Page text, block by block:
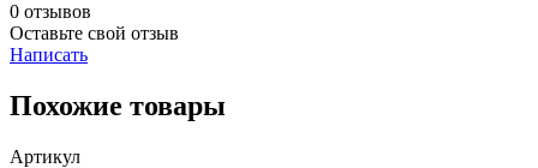
0 отзывов
Оставьте свой отзыв
Написать
Похожие товары
Артикул